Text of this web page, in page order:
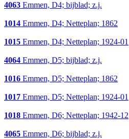
4063 Emmen, D4; bijblad; z.j.
1014 Emmen, D4; Netteplan; 1862
1015 Emmen, D4; Netteplan; 1924-01
4064 Emmen, D5; bijblad; z.j.
1016 Emmen, D5; Netteplan; 1862
1017 Emmen, D5; Netteplan; 1924-01
1018 Emmen, D6; Netteplan; 1942-12
4065 Emmen, D6; bijblad; z.j.